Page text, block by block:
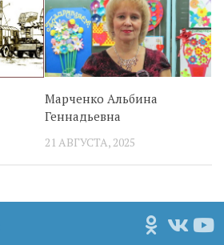
Марченко Альбина
Геннадьевна
21 АВГУСТА, 2025